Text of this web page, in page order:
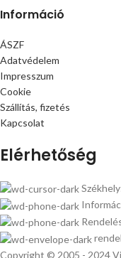
Információ
ÁSZF
Adatvédelem
Impresszum
Cookie
Szállítás, fizetés
Kapcsolat
Elérhetőség
Copyright © 2005 - 2024